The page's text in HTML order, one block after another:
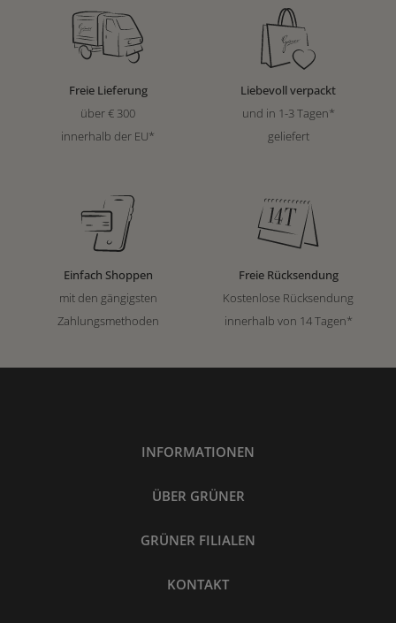
Freie Lieferung
über € 300
innerhalb der EU*
Liebevoll verpackt
und in 1-3 Tagen*
geliefert
Einfach Shoppen
mit den gängigsten
Zahlungsmethoden
Freie Rücksendung
Kostenlose Rücksendung
innerhalb von 14 Tagen*
INFORMATIONEN
ÜBER GRÜNER
GRÜNER FILIALEN
KONTAKT